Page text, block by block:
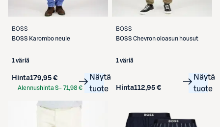
BOSS
BOSS Karombo neule
1 väriä
Hinta179,95 €
Alennushinta S- 71,98 €
Näytä
tuote
BOSS
BOSS Chevron oloasun housut
1 väriä
Hinta112,95 €
Näytä
tuote